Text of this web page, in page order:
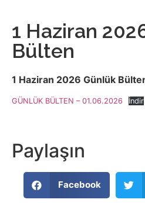
1 Haziran
Bülten
1 Haziran 2026 Günlük
GÜNLÜK BÜLTEN – 01.06.2026 İndir
Paylaşın
Facebook